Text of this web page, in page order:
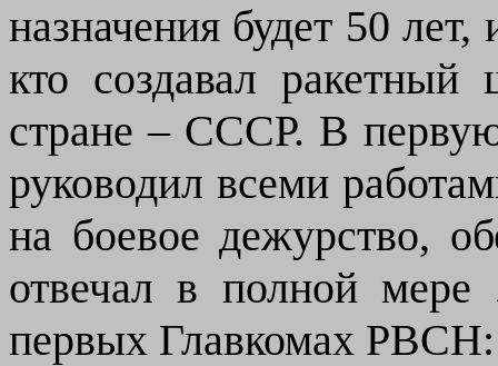
назначения будет 50 лет,
кто создавал
стране – СССР. В первую
руководил всеми
на боевое дежурство,
отвечал в полной
первых Главкомах РВСН: